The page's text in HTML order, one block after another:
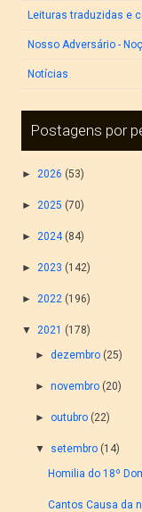
Leituras traduzidas e
Nosso Adversário -
Notícias
Postagens por
► 2026 (53)
► 2025 (70)
► 2024 (84)
► 2023 (142)
► 2022 (196)
▼ 2021 (178)
► dezembro (25)
► novembro (20)
► outubro (22)
▼ setembro (14)
Homilia do 18º
Cantos Causa da